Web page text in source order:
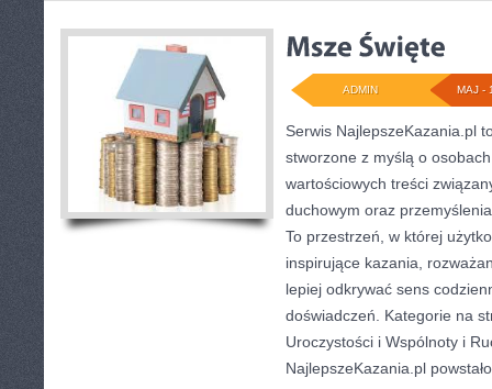
MAJ -
ADMIN
Serwis NajlepszeKazania.pl
stworzone z myślą o
wartościowych treści
duchowym oraz
To przestrzeń, w której
inspirujące kazania,
lepiej odkrywać sens
doświadczeń. Kategorie na
Uroczystości i Wspólnoty i
NajlepszeKazania.pl